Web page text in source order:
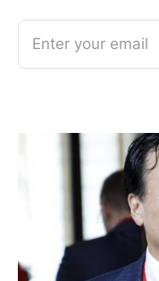
Enter your email